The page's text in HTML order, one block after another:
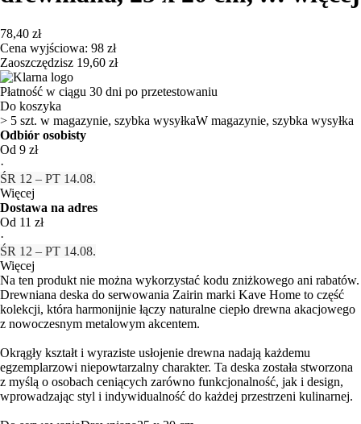
78,40 zł
Cena wyjściowa: 98 zł
Zaoszczędzisz 19,60 zł
Płatność w ciągu 30 dni po przetestowaniu
Do koszyka
> 5 szt. w magazynie, szybka wysyłkaW magazynie, szybka wysyłka
Odbiór osobisty
Od 9 zł
·
ŚR 12 – PT 14.08.
Więcej
Dostawa na adres
Od 11 zł
·
ŚR 12 – PT 14.08.
Więcej
Na ten produkt nie można wykorzystać kodu zniżkowego ani rabatów.
Drewniana deska do serwowania Zairin marki Kave Home to część
kolekcji, która harmonijnie łączy naturalne ciepło drewna akacjowego
z nowoczesnym metalowym akcentem.
Okrągły kształt i wyraziste usłojenie drewna nadają każdemu
egzemplarzowi niepowtarzalny charakter. Ta deska została stworzona
z myślą o osobach ceniących zarówno funkcjonalność, jak i design,
wprowadzając styl i indywidualność do każdej przestrzeni kulinarnej.